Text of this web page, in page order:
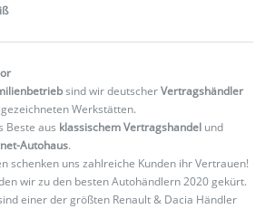
sind wir deutscherVertragshändler
Werkstätten.
Beste aus klassischem Vertragshandel und
Autohaus.
schenken uns zahlreiche Kunden ihr Vertrauen!
wir zu den besten Autohändlern 2020 gekürt.
einer der größten Renault & Dacia Händler